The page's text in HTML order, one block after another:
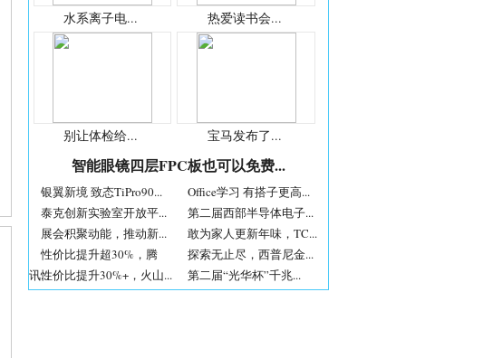
水系离子电... 热爱读书会...
别让体检给... 宝马发布了...
智能眼镜四层FPC板也可以免费...
银翼新境 致态TiPro90...
Office学习 有搭子更高...
泰克创新实验室开放平...
第二届西部半导体电子...
展会积聚动能，推动新...
敢为家人更新年味，TC...
性价比提升超30%，腾
讯...
探索无止尽，西普尼金...
性价比提升30%+，火山...
第二届“光华杯”千兆...